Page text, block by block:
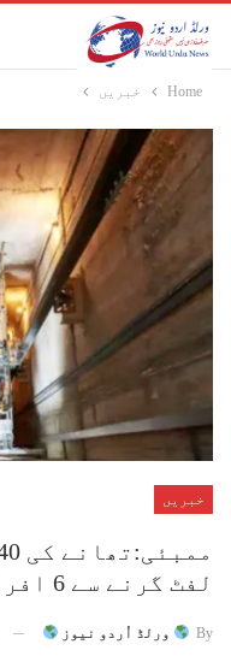
Home خبریں
خبریں
لفٹ گرنے سے 6 افراد ہلاک ہوگئے۔ ممبث،
By ورلڈ اُردو نیوز